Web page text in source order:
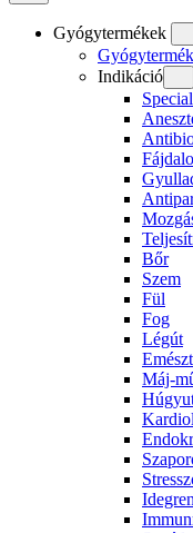
Gyógytermékek
Indikáció
Bőr
Szem
Fül
Fog
Légút
Máj-